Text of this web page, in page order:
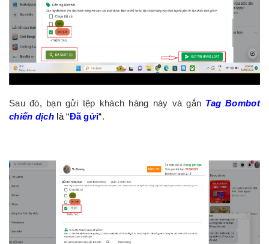
Sau đó, bạn gửi tệp khách hàng này và gắn Tag Bombot
chiến dịch là “Đã gửi“.